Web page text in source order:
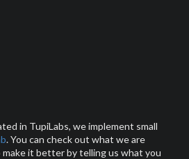
in TupiLabs, we implement small
. You can check out what we are
make it better by telling us what you